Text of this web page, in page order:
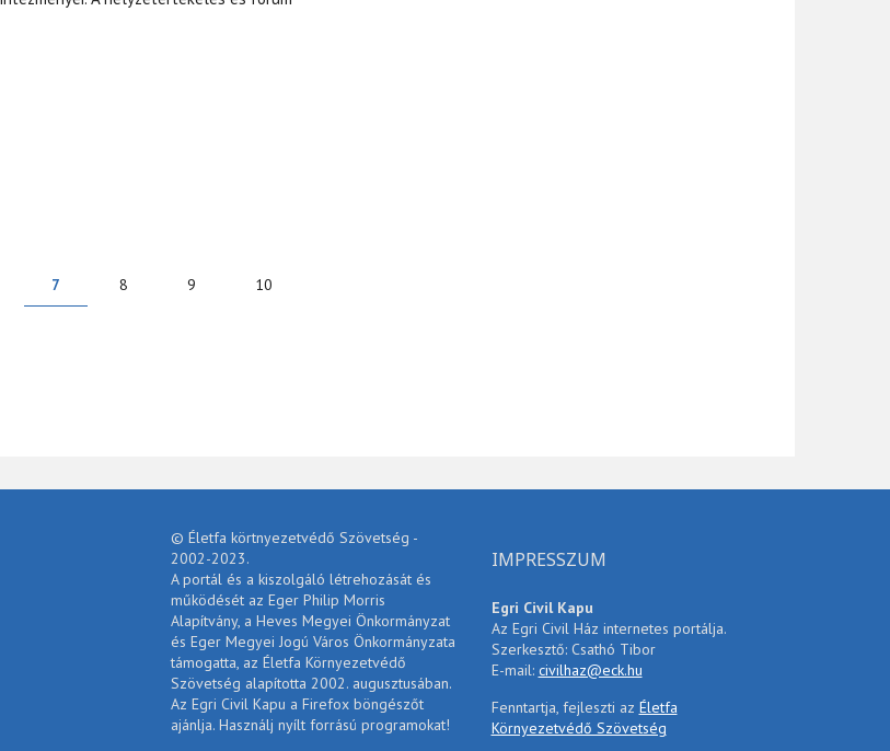
7 8 9 10
© Életfa körtnyezetvédő Szövetség -
2002-2023.
A portál és a kiszolgáló létrehozását és
működését az Eger Philip Morris
Alapítvány, a Heves Megyei Önkormányzat
és Eger Megyei Jogú Város Önkormányzata
támogatta, az Életfa Környezetvédő
Szövetség alapította 2002. augusztusában.
Az Egri Civil Kapu a Firefox böngészőt
ajánlja. Használj nyílt forrású programokat!
IMPRESSZUM
Egri Civil Kapu
Az Egri Civil Ház internetes portálja.
Szerkesztő: Csathó Tibor
E-mail: civilhaz@eck.hu
Fenntartja, fejleszti az Életfa
Környezetvédő Szövetség